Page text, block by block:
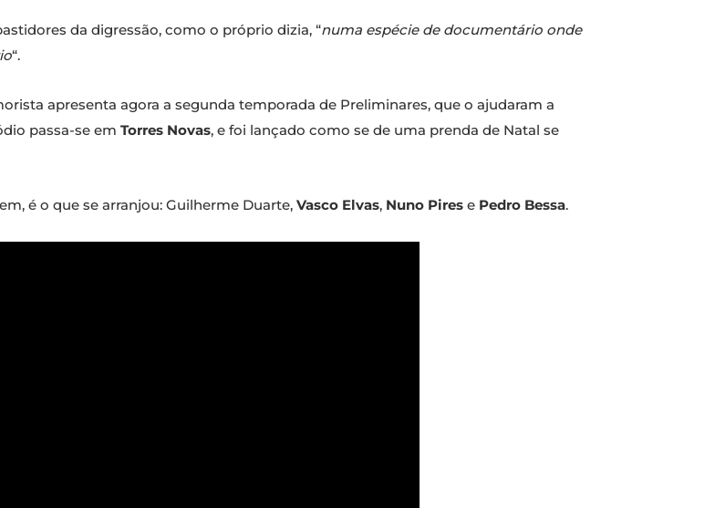
da digressão, como o próprio dizia, “numa espécie de documentário onde
“.
apresenta agora a segunda temporada de Preliminares, que o ajudaram a
passa-se em Torres Novas, e foi lançado como se de uma prenda de Natal se
é o que se arranjou: Guilherme Duarte, Vasco Elvas, Nuno Pires e Pedro Bessa.